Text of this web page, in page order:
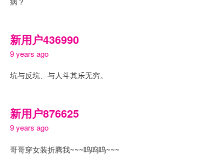
新用户436990
9 years ago
坑与反坑、与人斗其乐无穷。
新用户876625
9 years ago
哥哥穿女装折腾我~~~呜呜呜~~~